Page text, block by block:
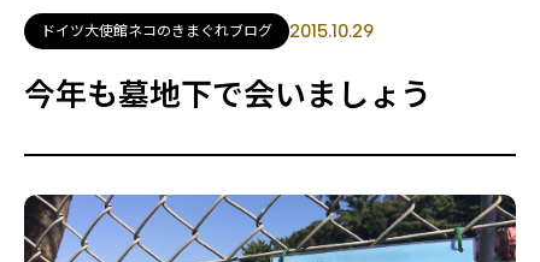
地域別ガイド
グルメ
観光ガイド
留学＆キャリア
著者一覧
ライター募集
ドイツ大使館ネコのきまぐれブログ 2015.10.29
今年も墓地下で会いましょう